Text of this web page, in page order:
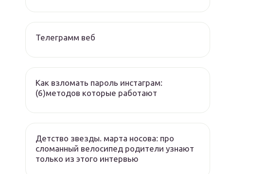
Телеграмм веб
Как взломать пароль инстаграм:
(6)методов которые работают
Детство звезды. марта носова: про
сломанный велосипед родители узнают
только из этого интервью